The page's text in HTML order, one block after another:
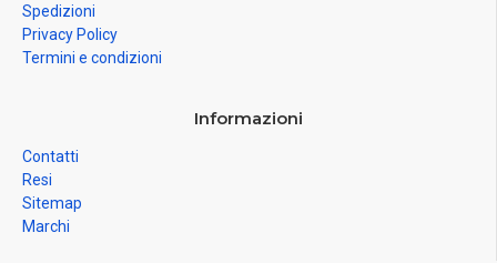
Spedizioni
Privacy Policy
Termini e condizioni
Informazioni
Contatti
Resi
Sitemap
Marchi